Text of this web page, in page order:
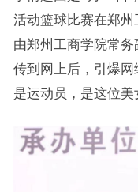
活动篮球比赛在郑
由郑州工商学院常
传到网上后，引爆
是运动员，是这位美